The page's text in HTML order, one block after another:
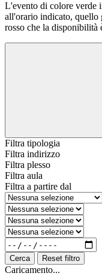
L'evento di colore verde
all'orario indicato, quello
rosso che la disponibilità
Filtra tipologia
Filtra indirizzo
Filtra plesso
Filtra aula
Filtra a partire dal
Cerca Reset filtro
Caricamento...